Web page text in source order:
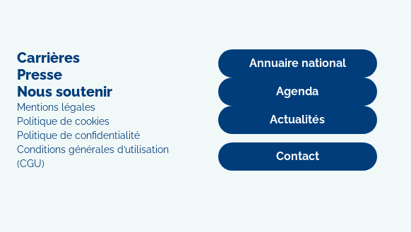
Carrières
Presse
Nous soutenir
Mentions légales
Politique de cookies
Politique de confidentialité
Conditions générales d’utilisation
(CGU)
Annuaire national
Agenda
Actualités
Contact